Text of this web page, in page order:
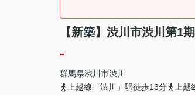
【新築】渋川市渋川第
-
群馬県渋川市渋川
上越線「渋川」駅徒歩13分
上